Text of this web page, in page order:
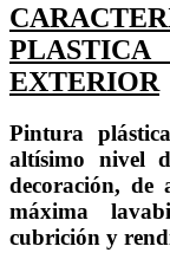
EXTERIOR
Pintura
altísimo nivel
decoración, de
máxima
cubrición y